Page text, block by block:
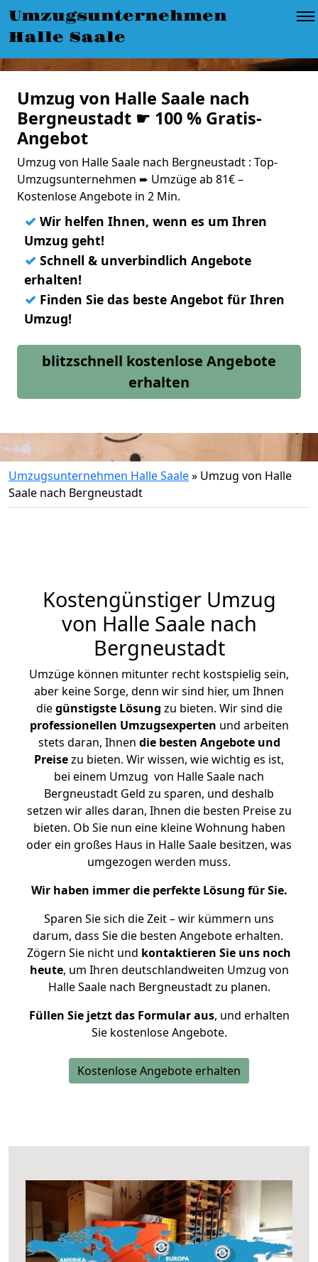
Umzugsunternehmen
Halle Saale
Umzug von Halle Saale nach
Bergneustadt ☛ 100 % Gratis-
Angebot
Umzug von Halle Saale nach Bergneustadt : Top-
Umzugsunternehmen ➨ Umzüge ab 81€ –
Kostenlose Angebote in 2 Min.
✓ Wir helfen Ihnen, wenn es um Ihren
Umzug geht!
✓ Schnell & unverbindlich Angebote
erhalten!
✓ Finden Sie das beste Angebot für Ihren
Umzug!
blitzschnell kostenlose Angebote
erhalten
Umzugsunternehmen Halle Saale» Umzug von Halle
Saale nach Bergneustadt
Kostengünstiger Umzug
von Halle Saale nach
Bergneustadt
Umzüge können mitunter recht kostspielig sein,
aber keine Sorge, denn wir sind hier, um Ihnen
diegünstigste Lösung zu bieten. Wir sind die
professionellen Umzugsexperten und arbeiten
stets daran, Ihnen die besten Angebote und
Preisezu bieten. Wir wissen, wie wichtig es ist,
bei einem Umzug von Halle Saale nach
Bergneustadt Geld zu sparen, und deshalb
setzen wir alles daran, Ihnen die besten Preise zu
bieten. Ob Sie nun eine kleine Wohnung haben
oder ein großes Haus in Halle Saale besitzen, was
umgezogen werden muss.
Wir haben immer die perfekte Lösung für Sie.
Sparen Sie sich die Zeit – wir kümmern uns
darum, dass Sie die besten Angebote erhalten.
Zögern Sie nicht und kontaktieren Sie uns noch
heute, um Ihren deutschlandweiten Umzug von
Halle Saale nach Bergneustadt zu planen.
Füllen Sie jetzt das Formular aus, und erhalten
Sie kostenlose Angebote.
Kostenlose Angebote erhalten